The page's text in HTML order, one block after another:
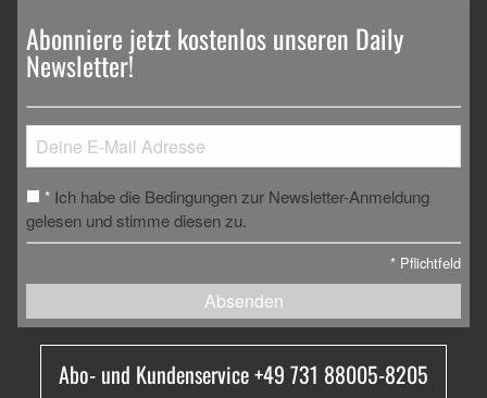
Abonniere jetzt kostenlos unseren Daily
Newsletter!
* Ich habe die Bedingungen zur Newsletter-Anmeldung
gelesen und stimme diesen zu.
* Pflichtfeld
Absenden
Abo- und Kundenservice +49 731 88005-8205